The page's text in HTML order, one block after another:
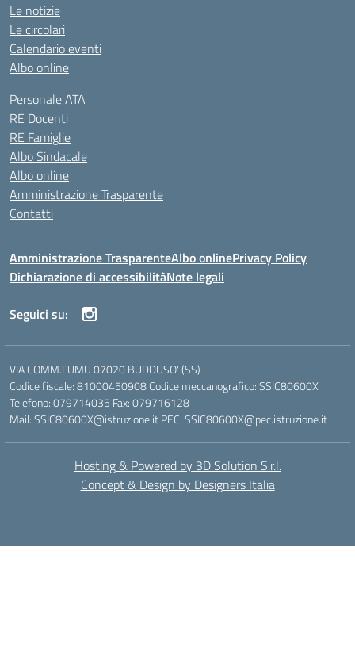
Le notizie
Le circolari
Calendario eventi
Albo online
Personale ATA
RE Docenti
RE Famiglie
Albo Sindacale
Albo online
Amministrazione Trasparente
Contatti
Amministrazione TrasparenteAlbo onlinePrivacy Policy
Dichiarazione di accessibilitàNote legali
Seguici su:
VIA COMM.FUMU 07020 BUDDUSO' (SS)
Codice fiscale: 81000450908 Codice meccanografico: SSIC80600X
Telefono: 079714035 Fax: 079716128
Mail: SSIC80600X@istruzione.it PEC: SSIC80600X@pec.istruzione.it
Hosting & Powered by 3D Solution S.r.l.
Concept & Design by Designers Italia